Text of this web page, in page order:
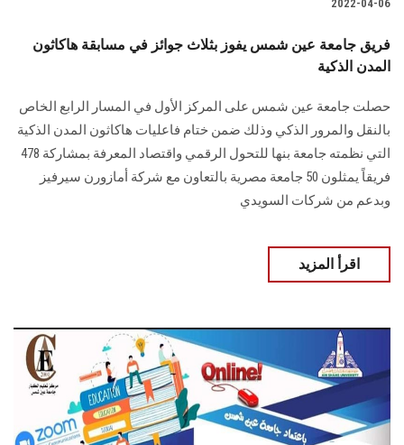
2022-04-06
فريق جامعة عين شمس يفوز بثلاث جوائز في مسابقة هاكاثون
المدن الذكية
حصلت جامعة عين شمس على المركز الأول في المسار الرابع الخاص
بالنقل والمرور الذكي وذلك ضمن ختام فاعليات هاكاثون المدن الذكية
التي نظمته جامعة بنها للتحول الرقمي واقتصاد المعرفة بمشاركة 478
فريقاً يمثلون 50 جامعة مصرية بالتعاون مع شركة أمازورن سيرفيز
وبدعم من شركات السويدي
اقرأ المزيد